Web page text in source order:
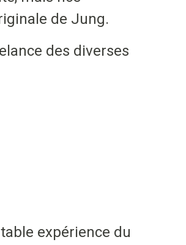
de Jung.
des diverses
expérience du